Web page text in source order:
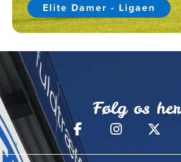
Elite Damer - Ligaen
Følg os her